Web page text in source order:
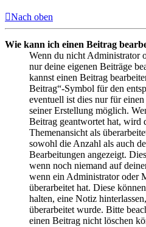
Nach oben
Wie kann ich einen Beitrag
Wenn du nicht Administrator
nur deine eigenen Beiträge
kannst einen Beitrag
Beitrag“-Symbol für den
eventuell ist dies nur für
seiner Erstellung möglich.
Beitrag geantwortet hat, wird
Themenansicht als
sowohl die Anzahl als auch
Bearbeitungen angezeigt.
wenn noch niemand auf
wenn ein Administrator oder
überarbeitet hat. Diese
halten, eine Notiz
überarbeitet wurde. Bitte
einen Beitrag nicht löschen